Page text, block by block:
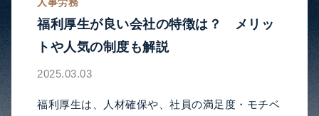
福利厚生が良い会社の特徴は？ メリッ
トや人気の制度も解説
2025.03.03
福利厚生は、人材確保や、社員の満足度・モチベ